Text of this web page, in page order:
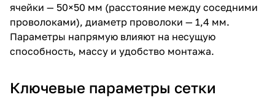
ячейки — 50×50 мм (расстояние между соседними
проволоками), диаметр проволоки — 1,4 мм.
Параметры напрямую влияют на несущую
способность, массу и удобство монтажа.
Ключевые параметры сетки